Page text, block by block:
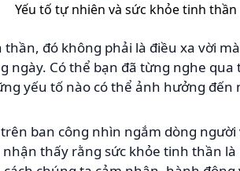
Yếu tố tự nhiên và sức khỏe tinh thần
đó không phải là điều xa vời
ngày. Có thể bạn đã từng nghe
yếu tố nào có thể ảnh hưởng đến
ban công nhìn ngắm dòng
thấy rằng sức khỏe tinh thần